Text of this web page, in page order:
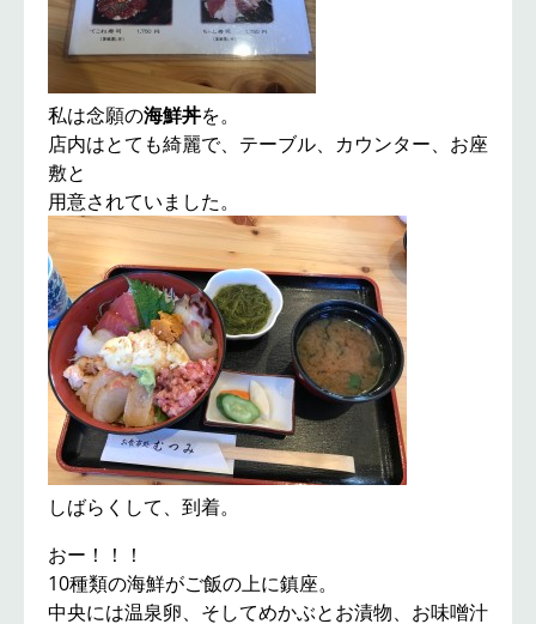
私は念願の海鮮丼を。
店内はとても綺麗で、テーブル、カウンター、お座
敷と
用意されていました。
しばらくして、到着。
おー！！！
10種類の海鮮がご飯の上に鎮座。
中央には温泉卵、そしてめかぶとお漬物、お味噌汁